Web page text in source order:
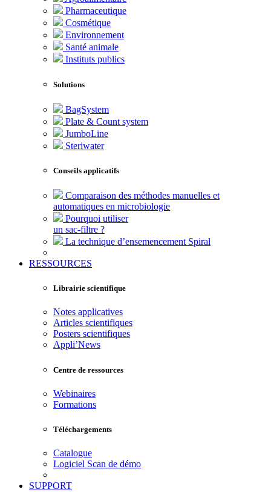
Pharmaceutique
Cosmétique
Environnement
Santé animale
Instituts publics
Solutions
BagSystem
Plate & Count system
JumboLine
Steriwater
Conseils applicatifs
Comparaison des méthodes manuelles et
automatiques en microbiologie
Pourquoi utiliser
un sac-filtre ?
La technique d’ensemencement Spiral
RESSOURCES
Librairie scientifique
Notes applicatives
Articles scientifiques
Posters scientifiques
Appli’News
Centre de ressources
Webinaires
Formations
Téléchargements
Catalogue
Logiciel Scan de démo
SUPPORT